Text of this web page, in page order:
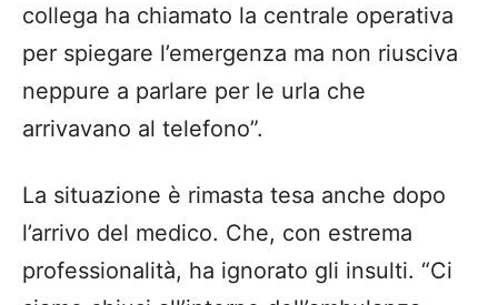
collega ha chiamato la centrale operativa
per spiegare l’emergenza ma non riusciva
neppure a parlare per le urla che
arrivavano al telefono”.
La situazione è rimasta tesa anche dopo
l’arrivo del medico. Che, con estrema
professionalità, ha ignorato gli insulti. “Ci